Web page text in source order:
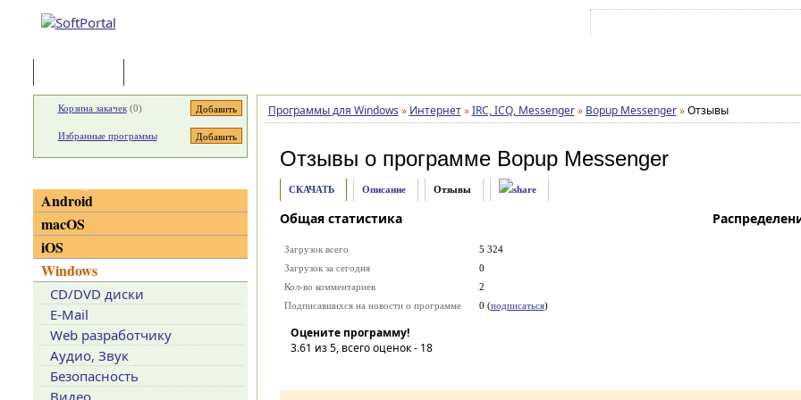
Программы для Windows » Интернет » IRC, ICQ, Messenger » Bopup Messenger » Отзывы
Отзывы о программе Bopup Messenger
СКАЧАТЬ Описание Отзывы
Общая статистика
Загрузок всего
5 324
Загрузок за сегодня
0
Кол-во комментариев
2
Подписавшихся на новости о программе
0 (подписаться)
Оцените программу!
3.61 из 5, всего оценок - 18
Корзина закачек(0)
Избранные программы
Android
macOS
iOS
Windows
CD/DVD диски
E-Mail
Web разработчику
Аудио, Звук
Безопасность
Видео